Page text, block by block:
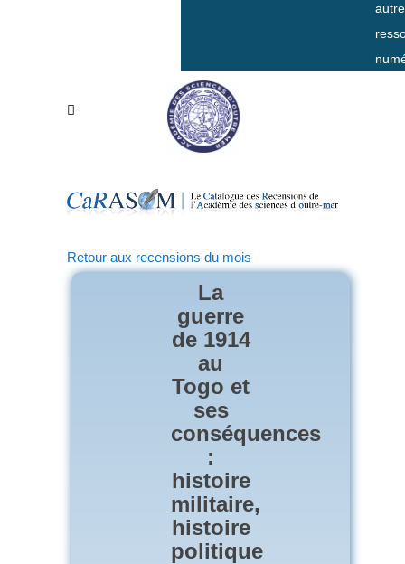
Retour aux recensions du mois
La
guerre
de 1914
au
Togo et
ses
conséquences
:
histoire
militaire,
histoire
politique